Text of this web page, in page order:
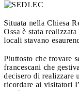
Situata nella Chiesa
Ossa è stata
locali stavano
Piuttosto che trovare
francescani che
decisero di realizzare
ricordare ai visitatori